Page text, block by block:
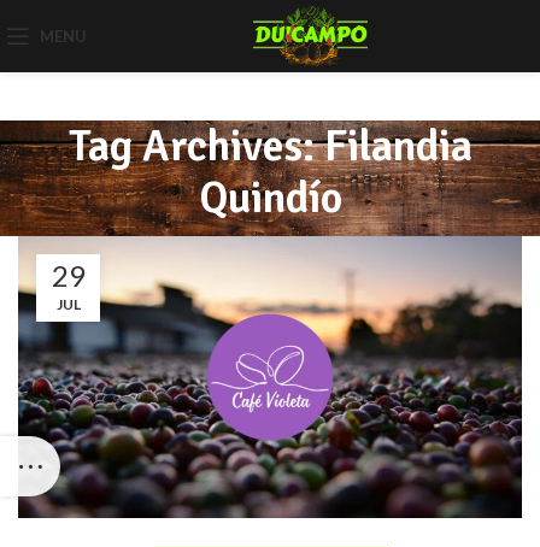
MENU
Tag Archives: Filandia
Quindío
29
JUL